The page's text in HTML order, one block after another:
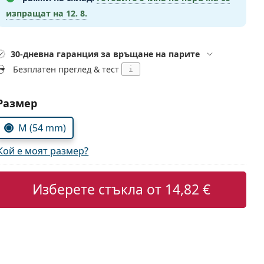
изпращат на 12. 8.
30-дневна гаранция за връщане на парите
Безплатен преглед & тест
i
параметри
M (54 mm)
е моят размер?
Изберете стъкла от 14,82 €